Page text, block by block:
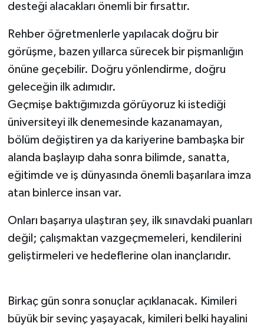
desteği alacakları önemli bir fırsattır.
Rehber öğretmenlerle yapılacak doğru bir
görüşme, bazen yıllarca sürecek bir pişmanlığın
önüne geçebilir. Doğru yönlendirme, doğru
geleceğin ilk adımıdır.
Geçmişe baktığımızda görüyoruz ki istediği
üniversiteyi ilk denemesinde kazanamayan,
bölüm değiştiren ya da kariyerine bambaşka bir
alanda başlayıp daha sonra bilimde, sanatta,
eğitimde ve iş dünyasında önemli başarılara imza
atan binlerce insan var.
Onları başarıya ulaştıran şey, ilk sınavdaki puanları
değil; çalışmaktan vazgeçmemeleri, kendilerini
geliştirmeleri ve hedeflerine olan inançlarıdır.
Birkaç gün sonra sonuçlar açıklanacak. Kimileri
büyük bir sevinç yaşayacak, kimileri belki hayalini